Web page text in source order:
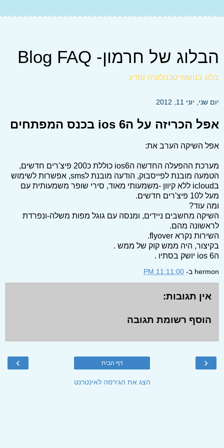
הבלוג של חרמון- Blog FAQ
בלוג בנושאי טכנולוגיה ומדע
יום שני, יוני 11, 2012
אפל הכריזה על הios 6 בכנס המפתחים
אפל השיקה הערב את:
מערכת ההפעלה החדשה הios6 כוללת כ200 פיצ'רים חדשים,
הטמעה מובנת לפייסבוק, הודעה מובנת לsms, אפשרות לשימוש
בicloud ללא קיוון -משמעותי מאוד, סירי שופר משמעותית עם
מעל ל10 פיצ'רים חדשים.
ומה עוד?
השיקה מחשבים ניידים, ומנסה עם גוגל מפות משלה-ונפרדת
לראשונה מהם.
השירות נקרא flyover.
בקיצור, היה ממש קוק של ממש .
הios 6 יושק בסתיו .
hermon ב- 11:11:00 PM
אין תגובות:
הוסף רשומת תגובה
‹
› דף הבית
הצג את הגירסה לאינטרנט